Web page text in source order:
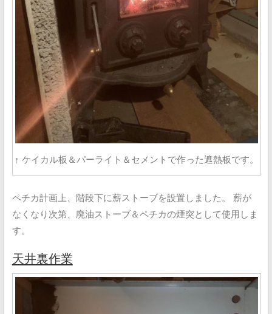
↑ ケイカル板＆パーライト＆セメントで作った遮熱板です。
ペチカ計画上、階段下に薪ストーブを設置しました。
薪が
なくなり次第、廃油ストーブ＆ペチカの煙突として使用しま
す。
天井裏作業